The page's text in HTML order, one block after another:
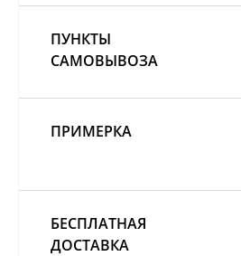
ПУНКТЫ
САМОВЫВОЗА
ПРИМЕРКА
БЕСПЛАТНАЯ
ДОСТАВКА